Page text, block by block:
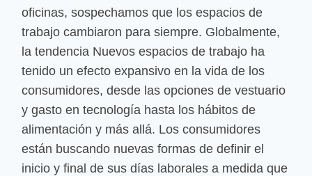
oficinas, sospechamos que los espacios de
trabajo cambiaron para siempre. Globalmente,
la tendencia Nuevos espacios de trabajo ha
tenido un efecto expansivo en la vida de los
consumidores, desde las opciones de vestuario
y gasto en tecnología hasta los hábitos de
alimentación y más allá. Los consumidores
están buscando nuevas formas de definir el
inicio y final de sus días laborales a medida que